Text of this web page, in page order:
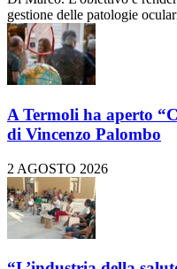
gestione delle patologie
A Termoli ha aperto
di Vincenzo Palombo
2 AGOSTO 2026